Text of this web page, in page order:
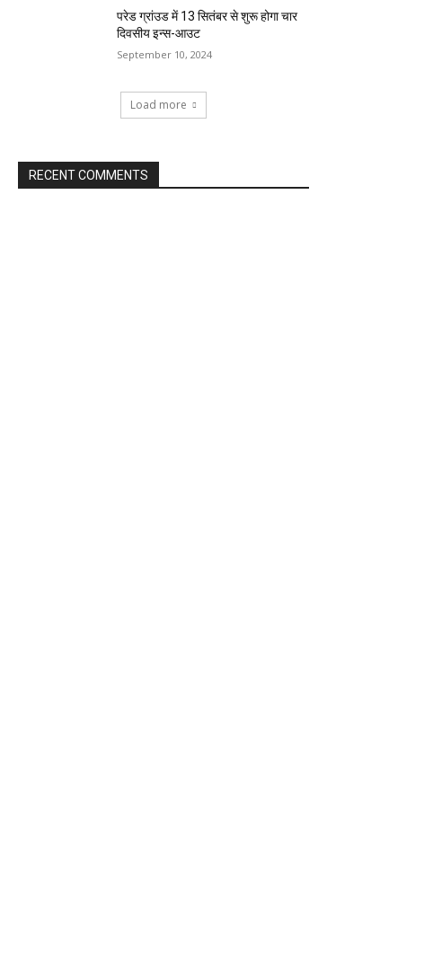
परेड ग्रांउड में 13 सितंबर से शुरू होगा चार
दिवसीय इन्स-आउट
September 10, 2024
Load more
RECENT COMMENTS